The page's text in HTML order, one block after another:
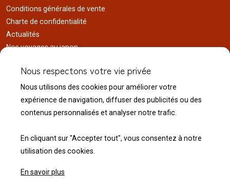
Conditions générales de vente
Charte de confidentialité
Actualités
Nos voyages au japon
Liens utiles
Service client
Nous contacter
Modalité de retour
Nous respectons votre vie privée
Nous utilisons des cookies pour améliorer votre
expérience de navigation, diffuser des publicités ou des
contenus personnalisés et analyser notre trafic.
En cliquant sur "Accepter tout", vous consentez à notre
utilisation des cookies.
En savoir plus